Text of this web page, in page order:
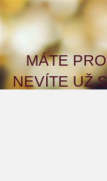
MÁTE
NEVÍTE UŽ